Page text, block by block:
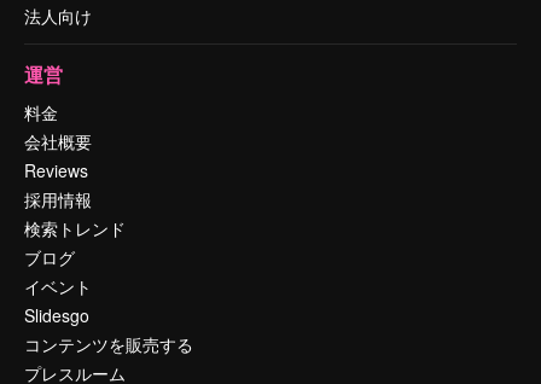
法人向け
運営
料金
会社概要
Reviews
採用情報
検索トレンド
ブログ
イベント
Slidesgo
コンテンツを販売する
プレスルーム